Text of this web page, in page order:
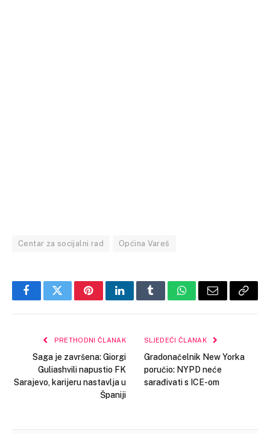
Centar za socijalni rad Općina Vareš
FacebookTwitterPinterestLinkedInTumblrWhatsApp
Email Copy
PRETHODNI ČLANAK
Saga je završena: Giorgi
Guliashvili napustio FK
Sarajevo, karijeru nastavlja u
Španiji
SLJEDEĆI ČLANAK
Gradonačelnik New Yorka
poručio: NYPD neće
sarađivati s ICE-om